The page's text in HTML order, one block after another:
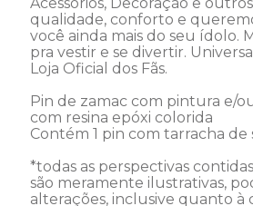
qualidade, conforto e
você ainda mais do seu ídolo.
pra vestir e se divertir.
Loja Oficial dos Fãs.
Pin de zamac com pintura e/
com resina epóxi colorida
Contém 1 pin com tarracha de
*todas as perspectivas
são meramente ilustrativas,
alterações, inclusive quanto à